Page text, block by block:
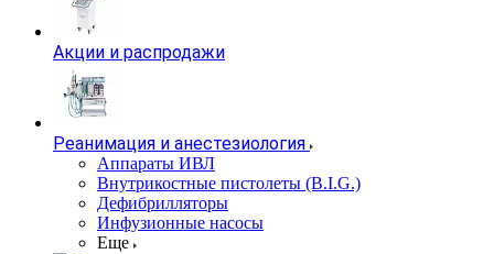
Акции и распродажи
Реанимация и анестезиология
Аппараты ИВЛ
Внутрикостные пистолеты (B.I.G.)
Дефибрилляторы
Инфузионные насосы
Еще